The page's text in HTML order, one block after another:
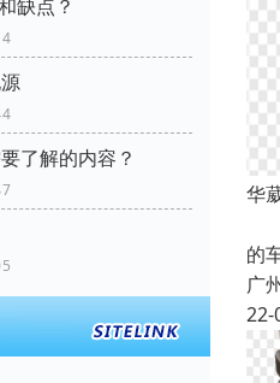
缺点？
了解的内容？
华
的
广
22-